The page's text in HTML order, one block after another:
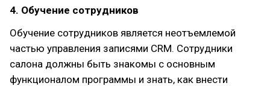
4. Обучение сотрудников
Обучение сотрудников является неотъемлемой
частью управления записями CRM. Сотрудники
салона должны быть знакомы с основным
функционалом программы и знать, как внести